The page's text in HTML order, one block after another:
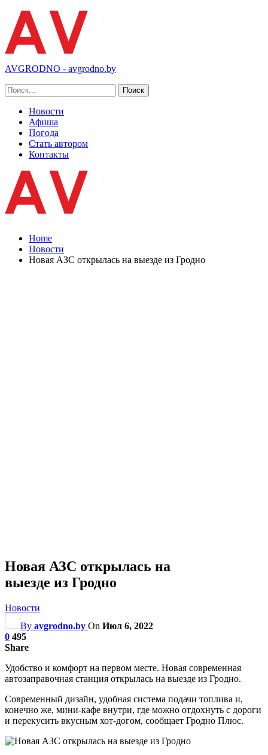
AVGRODNO - avgrodno.by
Новости
Афиша
Погода
Стать автором
Контакты
Home
Новости
Новая АЗС открылась на выезде из Гродно
Новая АЗС открылась на
выезде из Гродно
Новости
By avgrodno.by On Июл 6, 2022
0 495
Share
Удобство и комфорт на первом месте. Новая современная
автозаправочная станция открылась на выезде из Гродно.
Современный дизайн, удобная система подачи топлива и,
конечно же, мини-кафе внутри, где можно отдохнуть с дороги
и перекусить вкусным хот-догом, сообщает Гродно Плюс.